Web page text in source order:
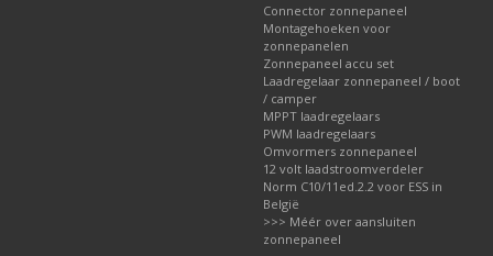
Connector zonnepaneel
Montagehoeken voor
zonnepanelen
Zonnepaneel accu set
Laadregelaar zonnepaneel / boot
/ camper
MPPT laadregelaars
PWM laadregelaars
Omvormers zonnepaneel
12 volt laadstroomverdeler
Norm C10/11ed.2.2 voor ESS in
België
>>> Méér over aansluiten
zonnepaneel